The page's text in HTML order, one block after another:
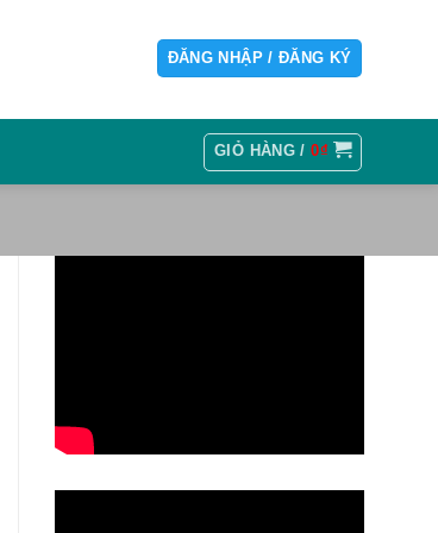
ĐĂNG NHẬP / ĐĂNG KÝ
GIỎ HÀNG /0₫